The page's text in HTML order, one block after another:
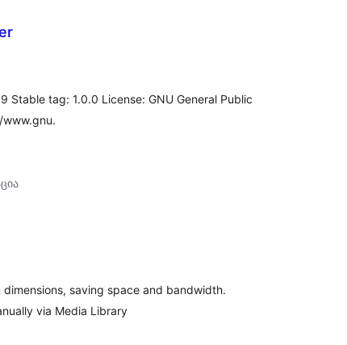
Stable tag: 1.0.0 License: GNU General Public
saving space and bandwidth.
via Media Library